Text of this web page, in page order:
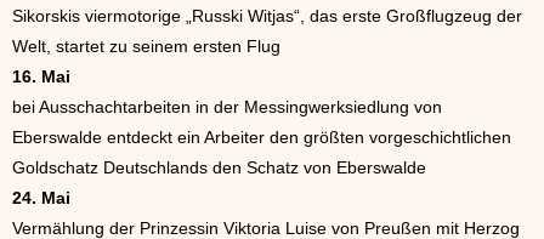
Sikorskis viermotorige „Russki Witjas“, das erste Großflugzeug der
Welt, startet zu seinem ersten Flug
16. Mai
bei Ausschachtarbeiten in der Messingwerksiedlung von
Eberswalde entdeckt ein Arbeiter den größten vorgeschichtlichen
Goldschatz Deutschlands den Schatz von Eberswalde
24. Mai
Vermählung der Prinzessin Viktoria Luise von Preußen mit Herzog